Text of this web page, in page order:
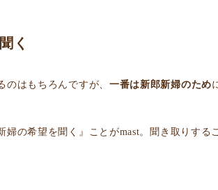
く
はもちろんですが、 一番は新郎新婦のため
の希望を聞く』ことがmast。聞き取りする